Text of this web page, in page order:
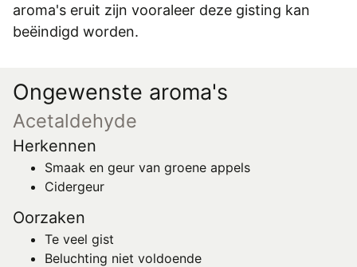
aroma's eruit zijn vooraleer deze gisting kan
beëindigd worden.
Ongewenste aroma's
Acetaldehyde
Herkennen
Smaak en geur van groene appels
Cidergeur
Oorzaken
Te veel gist
Beluchting niet voldoende